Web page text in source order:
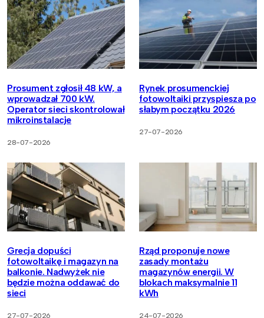
Prosument zgłosił 48 kW, a
wprowadzał 700 kW.
Operator sieci skontrolował
mikroinstalacje
28-07-2026
Rynek prosumenckiej
fotowoltaiki przyspiesza po
słabym początku 2026
27-07-2026
Grecja dopuści
fotowoltaikę i magazyn na
balkonie. Nadwyżek nie
będzie można oddawać do
sieci
27-07-2026
Rząd proponuje nowe
zasady montażu
magazynów energii. W
blokach maksymalnie 11
kWh
24-07-2026